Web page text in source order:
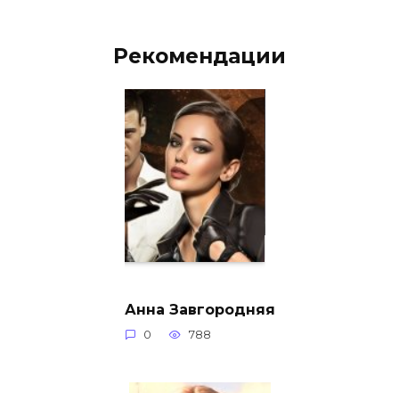
Рекомендации
Анна Завгородняя
0 788